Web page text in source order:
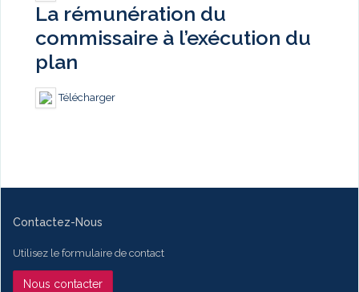
La rémunération du
commissaire à l’exécution du
plan
Télécharger
Contactez-Nous
Utilisez le formulaire de contact
Nous contacter